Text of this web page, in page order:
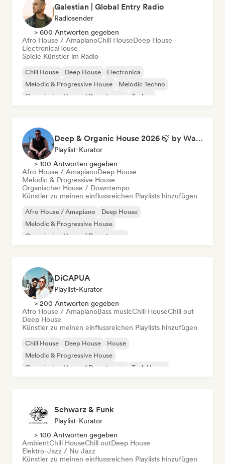
Galestian | Global Entry Radio
Radiosender
> 600 Antworten gegeben
Afro House / AmapianoChill HouseDeep House
ElectronicaHouse
Spiele Künstler im Radio
Chill House Deep House
Electronica
Melodic & Progressive House
Melodic Techno
Organischer House / Downtempo
Techno
Deep & Organic House 2026 🍃 by Waroxe
Playlist-Kurator
> 100 Antworten gegeben
Afro House / AmapianoDeep House
Melodic & Progressive House
Organischer House / Downtempo
Künstler zu meinen einflussreichen Playlists hinzufügen
Afro House / Amapiano
Deep House
Melodic & Progressive House
Organischer House / Downtempo
DiCAPUA
Playlist-Kurator
> 200 Antworten gegeben
Afro House / AmapianoBass musicChill HouseChill out
Deep House
Künstler zu meinen einflussreichen Playlists hinzufügen
Chill House Deep House
House
Melodic & Progressive House
Organischer House / Downtempo
Tech House
Schwarz & Funk
Playlist-Kurator
> 100 Antworten gegeben
AmbientChill HouseChill outDeep House
Elektro-Jazz / Nu Jazz
Künstler zu meinen einflussreichen Playlists hinzufügen